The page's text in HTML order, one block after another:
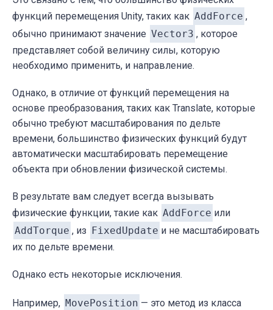
функций перемещения Unity, таких как AddForce ,
обычно принимают значение Vector3 , которое
представляет собой величину силы, которую
необходимо применить, и направление.
Однако, в отличие от функций перемещения на
основе преобразования, таких как Translate, которые
обычно требуют масштабирования по дельте
времени, большинство физических функций будут
автоматически масштабировать перемещение
объекта при обновлении физической системы.
В результате вам следует всегда вызывать
физические функции, такие как AddForce или
AddTorque , из FixedUpdate и не масштабировать
их по дельте времени.
Однако есть некоторые исключения.
Например, MovePosition — это метод из класса